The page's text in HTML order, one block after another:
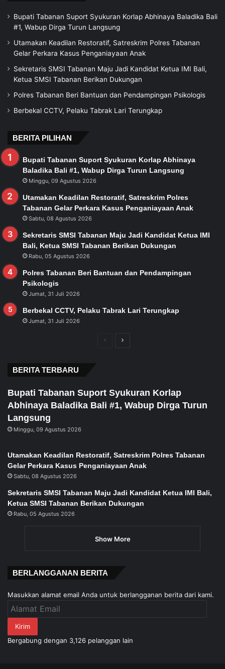
Bupati Tabanan Suport Syukuran Korlap Abhinaya Baladika Bali
#1, Wabup Dirga Turun Langsung
Utamakan Keadilan Restoratif, Satreskrim Polres Tabanan
Gelar Perkara Kasus Penganiayaan Anak
Sekretaris SMSI Tabanan Maju Jadi Kandidat Ketua IMI Bali,
Ketua SMSI Tabanan Berikan Dukungan
Polres Tabanan Beri Bantuan dan Pendampingan Psikologis
Berbekal CCTV, Pelaku Tabrak Lari Terungkap
BERITA PILIHAN
Bupati Tabanan Suport Syukuran Korlap Abhinaya
Baladika Bali #1, Wabup Dirga Turun Langsung
Minggu, 09 Agustus 2026
Utamakan Keadilan Restoratif, Satreskrim Polres
Tabanan Gelar Perkara Kasus Penganiayaan Anak
Sabtu, 08 Agustus 2026
Sekretaris SMSI Tabanan Maju Jadi Kandidat Ketua IMI
Bali, Ketua SMSI Tabanan Berikan Dukungan
Rabu, 05 Agustus 2026
Polres Tabanan Beri Bantuan dan Pendampingan
Psikologis
Jumat, 31 Juli 2026
Berbekal CCTV, Pelaku Tabrak Lari Terungkap
Jumat, 31 Juli 2026
PreviousNext
BERITA TERBARU
Bupati Tabanan Suport Syukuran Korlap
Abhinaya Baladika Bali #1, Wabup Dirga Turun
Langsung
Minggu, 09 Agustus 2026
Utamakan Keadilan Restoratif, Satreskrim Polres Tabanan
Gelar Perkara Kasus Penganiayaan Anak
Sabtu, 08 Agustus 2026
Sekretaris SMSI Tabanan Maju Jadi Kandidat Ketua IMI Bali,
Ketua SMSI Tabanan Berikan Dukungan
Rabu, 05 Agustus 2026
Show More
BERLANGGANAN BERITA
Masukkan alamat email Anda untuk berlangganan berita dari kami.
Alamat
Kirim
Bergabung dengan 3,126 pelanggan lain